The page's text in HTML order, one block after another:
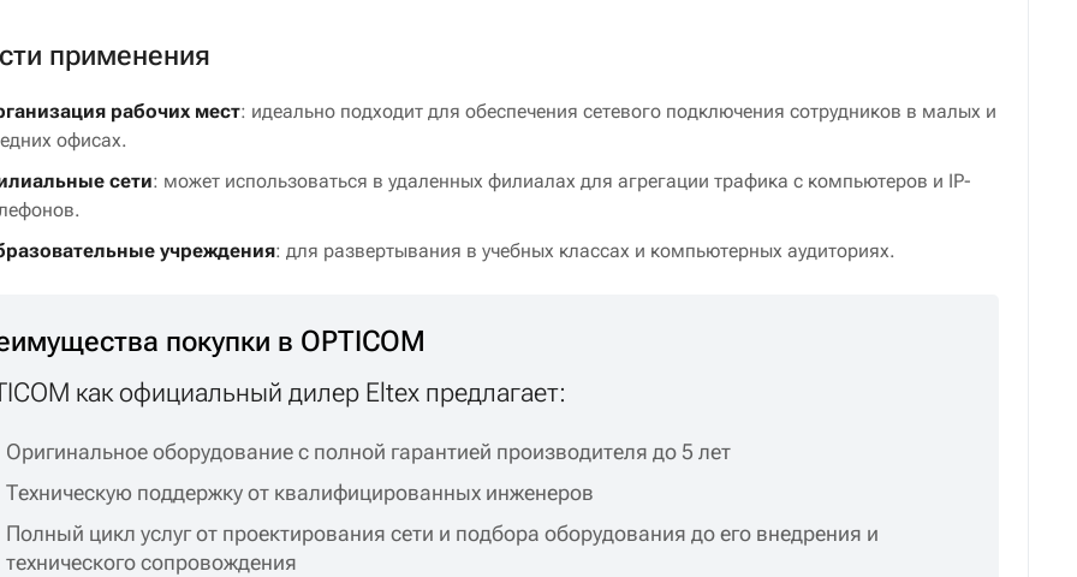
применения
рабочих мест: идеально подходит для обеспечения сетевого подключения сотрудников в малых и
офисах.
сети: может использоваться в удаленных филиалах для агрегации трафика с компьютеров и IP-
учреждения: для развертывания в учебных классах и компьютерных аудиториях.
покупки в OPTICOM
как официальный дилер Eltex предлагает:
Оригинальное оборудование с полной гарантией производителя до 5 лет
Техническую поддержку от квалифицированных инженеров
Полный цикл услуг от проектирования сети и подбора оборудования до его внедрения и
технического сопровождения